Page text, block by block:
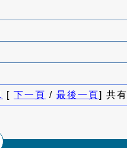
[ 下一頁 / 最後一頁] 共有